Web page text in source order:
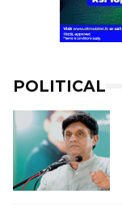
POLITICAL